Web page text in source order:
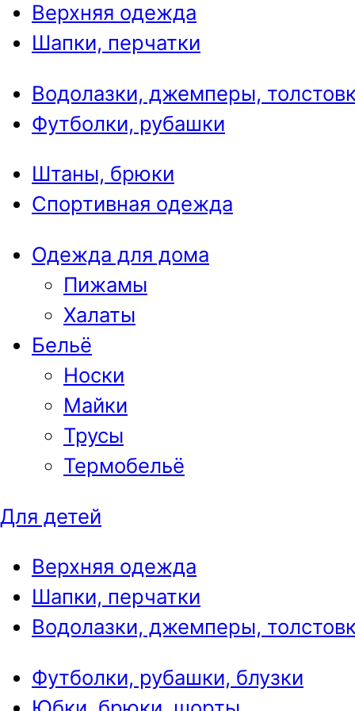
Верхняя одежда
Шапки, перчатки
Водолазки, джемперы,
Футболки, рубашки
Штаны, брюки
Спортивная одежда
Одежда для дома
Пижамы
Халаты
Бельё
Носки
Майки
Трусы
Термобельё
Для детей
Верхняя одежда
Шапки, перчатки
Водолазки, джемперы,
Футболки, рубашки, блузки